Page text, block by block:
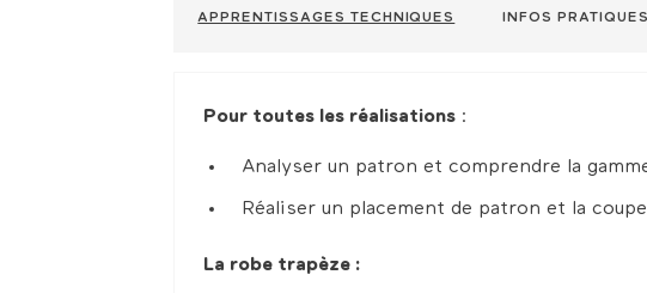
APPRENTISSAGES TECHNIQUES INFOS PRATIQUES
Pour toutes les réalisations :
Analyser un patron et comprendre la
Réaliser un placement de patron et la
La robe trapèze :